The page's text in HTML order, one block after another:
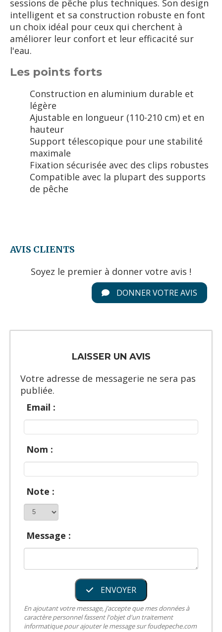
sessions de pêche plus techniques. Son design
intelligent et sa construction robuste en font
un choix idéal pour ceux qui cherchent à
améliorer leur confort et leur efficacité sur
l'eau.
Les points forts
Construction en aluminium durable et
légère
Ajustable en longueur (110-210 cm) et en
hauteur
Support télescopique pour une stabilité
maximale
Fixation sécurisée avec des clips robustes
Compatible avec la plupart des supports
de pêche
AVIS CLIENTS
Soyez le premier à donner votre avis !
DONNER VOTRE AVIS
LAISSER UN AVIS
Votre adresse de messagerie ne sera pas
publiée.
Email :
Nom :
Note :
Message :
ENVOYER
En ajoutant votre message, j’accepte que mes données à
caractère personnel fassent l'objet d'un traitement
informatique pour ajouter le message sur foudepeche.com